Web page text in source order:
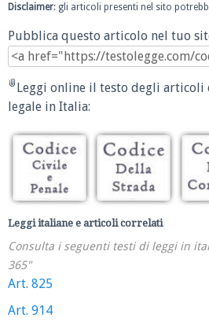
Disclaimer: gli articoli presenti nel sito
Pubblica questo articolo nel tuo
Leggi online il testo degli articoli
legale in Italia:
Leggi italiane e articoli correlati
Consulta i seguenti testi di leggi in
365"
Art. 825
Art. 914